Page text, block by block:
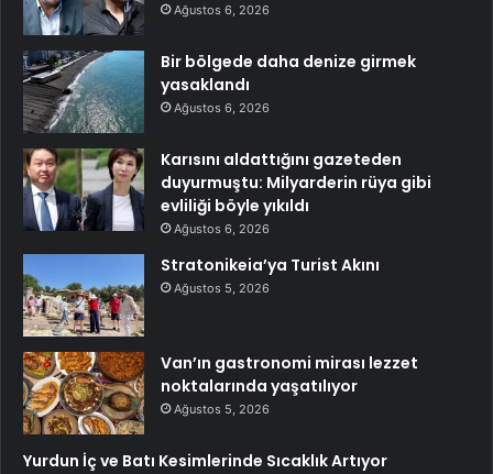
Ağustos 6, 2026
Bir bölgede daha denize girmek
yasaklandı
Ağustos 6, 2026
Karısını aldattığını gazeteden
duyurmuştu: Milyarderin rüya gibi
evliliği böyle yıkıldı
Ağustos 6, 2026
Stratonikeia’ya Turist Akını
Ağustos 5, 2026
Van’ın gastronomi mirası lezzet
noktalarında yaşatılıyor
Ağustos 5, 2026
Yurdun İç ve Batı Kesimlerinde Sıcaklık Artıyor